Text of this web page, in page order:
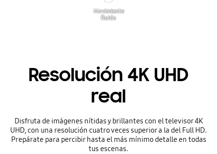
Movimiento
fluido
Resolución 4K UHD
real
Disfruta de imágenes nítidas y brillantes con el televisor 4K
UHD, con una resolución cuatro veces superior a la del Full HD.
Prepárate para percibir hasta el más mínimo detalle en todas
tus escenas.